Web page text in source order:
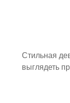
Стильная
выглядеть